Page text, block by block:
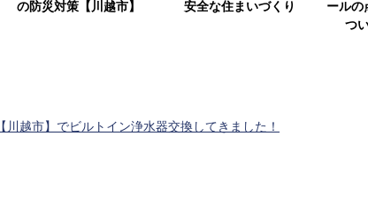
の防災対策【川越市】
安全な住まいづくり
ールの
つ
【川越市】でビルトイン浄水器交換してきました！